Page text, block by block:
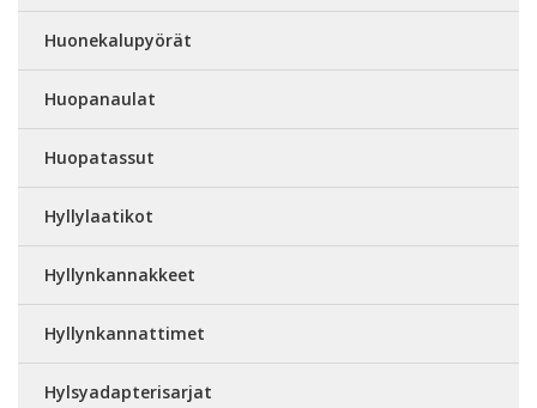
Huonekalupyörät
Huopanaulat
Huopatassut
Hyllylaatikot
Hyllynkannakkeet
Hyllynkannattimet
Hylsyadapterisarjat